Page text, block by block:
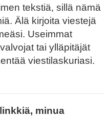
tekstiä, sillä nämä
Älä kirjoita viestejä
Useimmat
tai ylläpitäjät
viestilaskuriasi.
minua